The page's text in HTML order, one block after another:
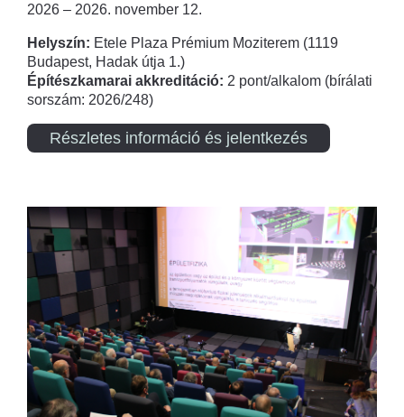
2026 – 2026. november 12.
Helyszín: Etele Plaza Prémium Moziterem (1119
Budapest, Hadak útja 1.)
Építészkamarai akkreditáció: 2 pont/alkalom (bírálati
sorszám: 2026/248)
Részletes információ és jelentkezés